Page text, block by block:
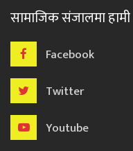
सामाजिक संजालमा हामी
Facebook
Twitter
Youtube